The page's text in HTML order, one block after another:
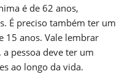
é de 62 anos,
É preciso também ter um
15 anos. Vale lembrar
pessoa deve ter um
ao longo da vida.